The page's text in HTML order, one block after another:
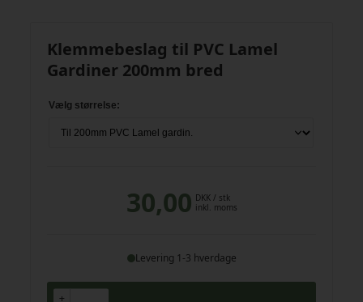
Klemmebeslag til PVC Lamel
Gardiner 200mm bred
Vælg størrelse:
30,00 DKK/ stk
inkl. moms
Levering 1-3 hverdage
+
+